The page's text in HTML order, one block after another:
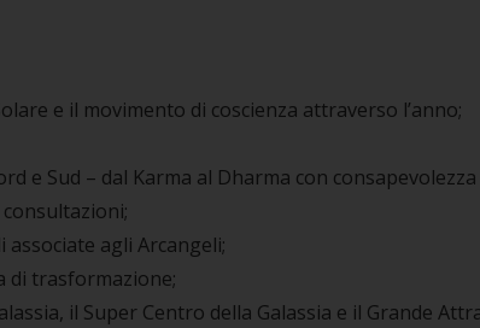
e il movimento di coscienza attraverso l’anno;
e Sud – dal Karma al Dharma con
associate agli Arcangeli;
di trasformazione;
il Super Centro della Galassia e il Grande